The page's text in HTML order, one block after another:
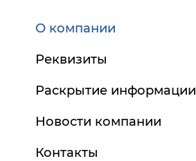
О компании
Реквизиты
Раскрытие информации
Основные сведения
Новости компании
Контакты